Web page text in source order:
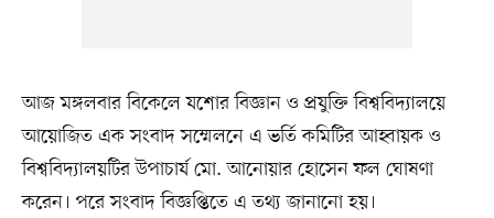
আজ মঙ্গলবার বিকেলে যশোর বিজ্ঞান ও প্রযুক্তি বিশ্ববিদ্যালয়ে
আয়োজিত এক সংবাদ সম্মেলনে এ ভর্তি কমিটির আহ্বায়ক ও
বিশ্ববিদ্যালয়টির উপাচার্য মো. আনোয়ার হোসেন ফল ঘোষণা
করেন। পরে সংবাদ বিজ্ঞপ্তিতে এ তথ্য জানানো হয়।